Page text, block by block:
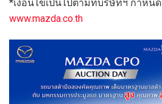
*เงื่อนไขเป็นไปตามที่บริษัทฯ กำหนด
www.mazda.co.th